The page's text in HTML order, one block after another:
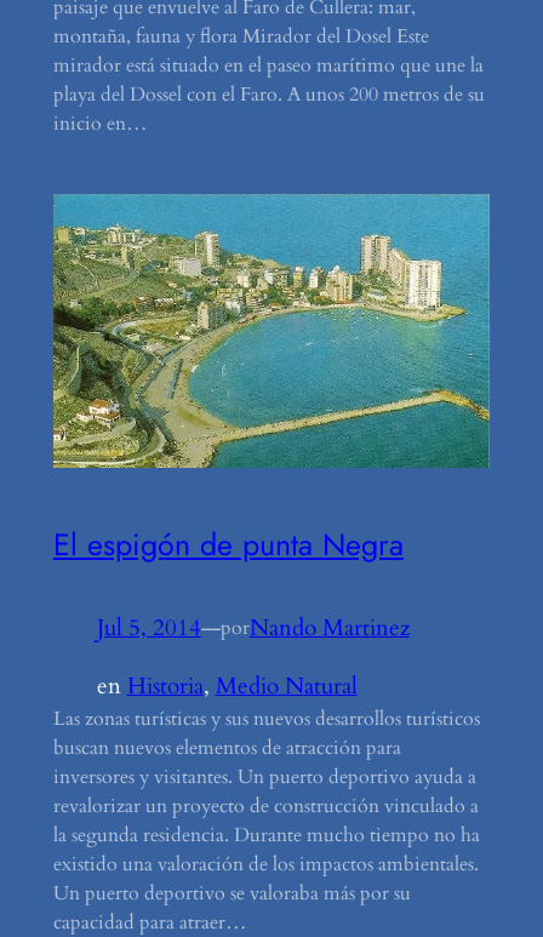
paisaje que envuelve al Faro de Cullera: mar,
montaña, fauna y flora Mirador del Dosel Este
mirador está situado en el paseo marítimo que une la
playa del Dossel con el Faro. A unos 200 metros de su
inicio en…
El espigón de punta Negra
Jul 5, 2014—porNando Martinez
en Historia, Medio Natural
Las zonas turísticas y sus nuevos desarrollos turísticos
buscan nuevos elementos de atracción para
inversores y visitantes. Un puerto deportivo ayuda a
revalorizar un proyecto de construcción vinculado a
la segunda residencia. Durante mucho tiempo no ha
existido una valoración de los impactos ambientales.
Un puerto deportivo se valoraba más por su
capacidad para atraer…